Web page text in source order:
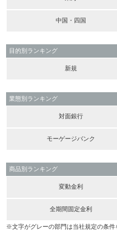
中国・四国
目的別ランキング
新規
業態別ランキング
対面銀行
モーゲージバンク
商品別ランキング
変動金利
全期間固定金利
※文字がグレーの部門は当社規定の条件